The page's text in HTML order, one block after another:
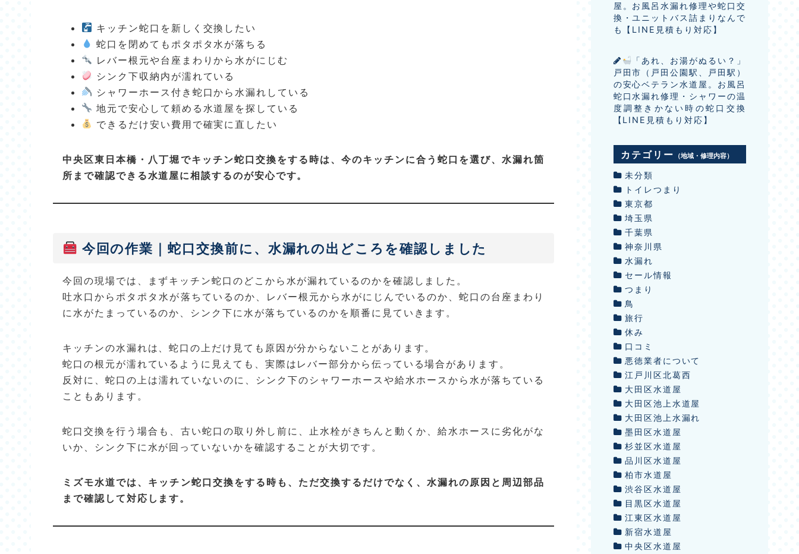
キッチン蛇口を新しく交換したい
蛇口を閉めてもポタポタ水が落ちる
レバー根元や台座まわりから水がにじむ
シンク下収納内が濡れている
シャワーホース付き蛇口から水漏れしている
地元で安心して頼める水道屋を探している
できるだけ安い費用で確実に直したい
中央区東日本橋・八丁堀でキッチン蛇口交換をする時は、今のキッチンに合う蛇口を選び、水漏れ箇
所まで確認できる水道屋に相談するのが安心です。
今回の作業｜蛇口交換前に、水漏れの出どころを確認しました
今回の現場では、まずキッチン蛇口のどこから水が漏れているのかを確認しました。
吐水口からポタポタ水が落ちているのか、レバー根元から水がにじんでいるのか、蛇口の台座まわり
に水がたまっているのか、シンク下に水が落ちているのかを順番に見ていきます。
キッチンの水漏れは、蛇口の上だけ見ても原因が分からないことがあります。
蛇口の根元が濡れているように見えても、実際はレバー部分から伝っている場合があります。
反対に、蛇口の上は濡れていないのに、シンク下のシャワーホースや給水ホースから水が落ちている
こともあります。
蛇口交換を行う場合も、古い蛇口の取り外し前に、止水栓がきちんと動くか、給水ホースに劣化がな
いか、シンク下に水が回っていないかを確認することが大切です。
ミズモ水道では、キッチン蛇口交換をする時も、ただ交換するだけでなく、水漏れの原因と周辺部品
まで確認して対応します。
屋。お風呂水漏れ修理や蛇口交
換・ユニットバス詰まりなんで
も【LINE見積もり対応】
「あれ、お湯がぬるい？」
戸田市（戸田公園駅、戸田駅）
の安心ベテラン水道屋。お風呂
蛇口水漏れ修理・シャワーの温
度調整きかない時の蛇口交換
【LINE見積もり対応】
カテゴリー （地域・修理内容）
未分類
トイレつまり
東京都
埼玉県
千葉県
神奈川県
水漏れ
セール情報
つまり
鳥
旅行
休み
口コミ
悪徳業者について
江戸川区北葛西
大田区水道屋
大田区池上水道屋
大田区池上水漏れ
墨田区水道屋
杉並区水道屋
品川区水道屋
柏市水道屋
渋谷区水道屋
目黒区水道屋
江東区水道屋
新宿水道屋
中央区水道屋